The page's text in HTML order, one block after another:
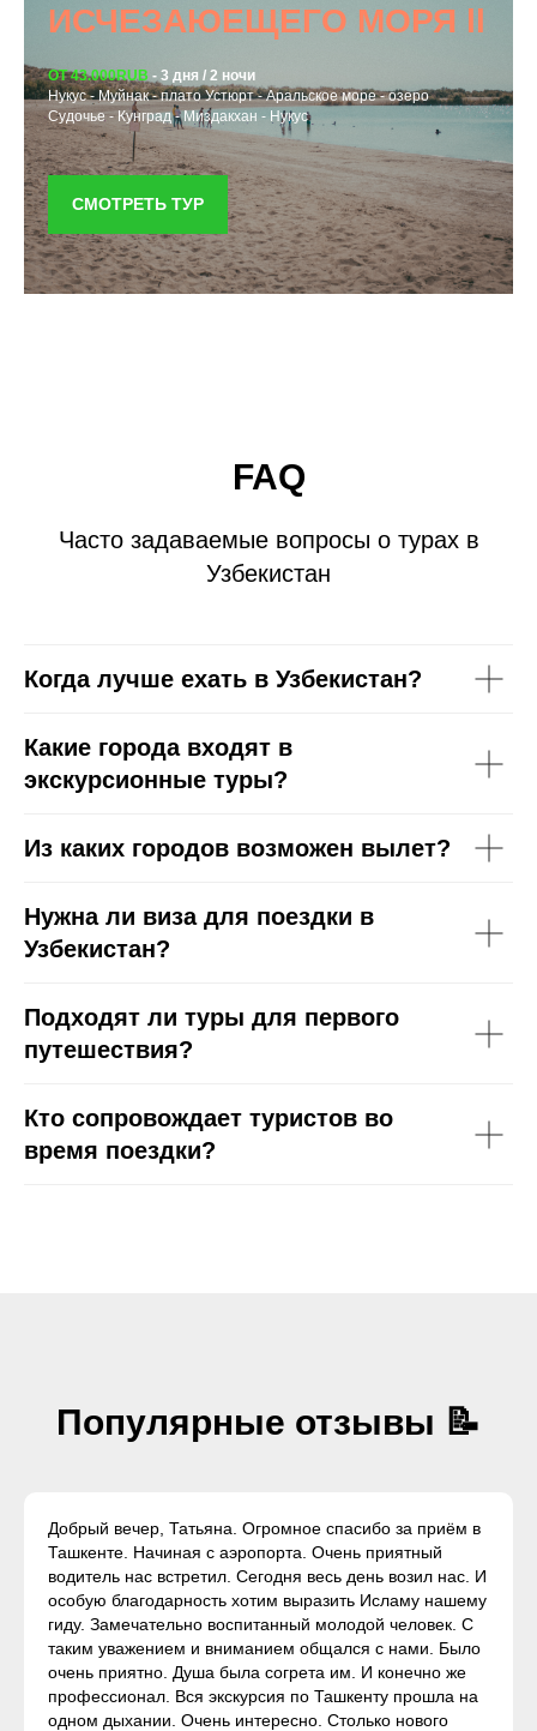
ИСЧЕЗАЮЕЩЕГО МОРЯ ll
ОТ 43.000RUB - 3 дня / 2 ночи
Нукус - Муйнак - плато Устюрт - Аральское море - озеро
Судочье - Кунград - Миздакхан - Нукус
СМОТРЕТЬ ТУР
FAQ
Часто задаваемые вопросы о турах в
Узбекистан
Когда лучше ехать в Узбекистан?
Какие города входят в
экскурсионные туры?
Из каких городов возможен вылет?
Нужна ли виза для поездки в
Узбекистан?
Подходят ли туры для первого
путешествия?
Кто сопровождает туристов во
время поездки?
Популярные отзывы 📝
Добрый вечер, Татьяна. Огромное спасибо за приём в
Ташкенте. Начиная с аэропорта. Очень приятный
водитель нас встретил. Сегодня весь день возил нас. И
особую благодарность хотим выразить Исламу нашему
гиду. Замечательно воспитанный молодой человек. С
таким уважением и вниманием общался с нами. Было
очень приятно. Душа была согрета им. И конечно же
профессионал. Вся экскурсия по Ташкенту прошла на
одном дыхании. Очень интересно. Столько нового